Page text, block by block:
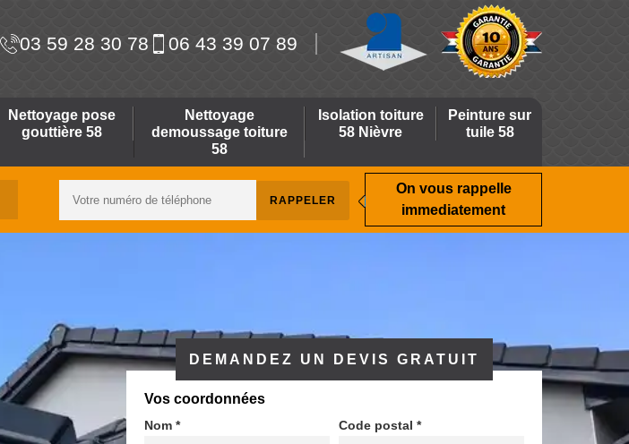
03 59 28 30 78 06 43 39 07 89
Nettoyage pose
gouttière 58
Nettoyage
demoussage toiture
58
Isolation toiture
58 Nièvre
Peinture sur
tuile 58
On vous rappelle
immediatement
DEMANDEZ UN DEVIS GRATUIT
Vos coordonnées
Nom * Code postal *